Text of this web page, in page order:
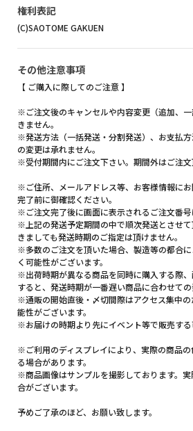
権利表記
(C)SAOTOME GAKUEN
その他注意事項
【 ご購入に際してのご注意 】
※ご注文後のキャンセルや内容変更（追加、
きません。
※発送方法（一括発送・分割発送）、お支払
の変更は承れません。
※受付期間内にご注文下さい。期間外はご注文
※ご住所、メールアドレス等、お客様情報に
完了前に御確認ください。
※ご注文完了後に画面に表示されるご注文番号
※上記の発送予定期間の中で順次発送とさせ
きましても発送時期のご指定は頂けません。
※多数のご注文を頂いた場合、製造等の都合
く可能性がございます。
※出荷時期が異なる商品を同時に購入する際
すると、発送時期が一番遅い商品に合わせての
※通販の開始直後・〆切間際はアクセス集中
能性がございます。
※お届けの時期より先にイベント等で販売する
※ご利用のディスプレイにより、実際の商品の
る場合があります。
※商品画像はサンプルを撮影しております。
合がございます。
予めご了承のほど、お願い致します。